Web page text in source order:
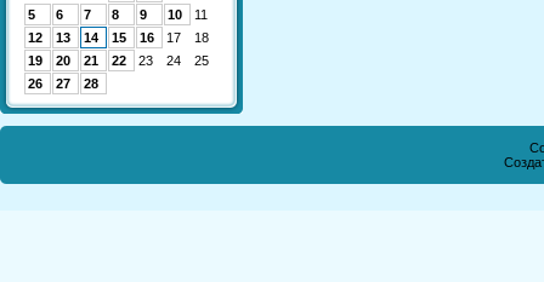
5
6 7 8 9 10
11
12
13 14 15 16 17
18
19
20 21 22 23 24
25
26
27 28